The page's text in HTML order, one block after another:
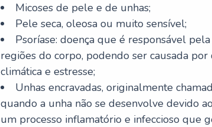
Micoses de pele e de unhas;
Pele seca, oleosa ou muito sensível;
Psoríase: doença que é responsável
regiões do corpo, podendo ser causada
climática e estresse;
Unhas encravadas, originalmente
quando a unha não se desenvolve devido
um processo inflamatório e infeccioso que